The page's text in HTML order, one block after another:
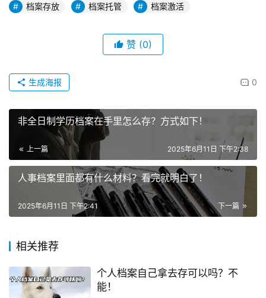
档案存放 档案托管 档案激活
赞 (0)
0
生成海报
非全日制学历档案在手里怎么存？方式如下！
上一篇 2025年6月11日 下午2:38
人事档案里面都有什么材料？看完就明白了！
下一篇
2025年6月11日 下午2:41
相关推荐
个人档案自己拿去存可以吗？不
能！